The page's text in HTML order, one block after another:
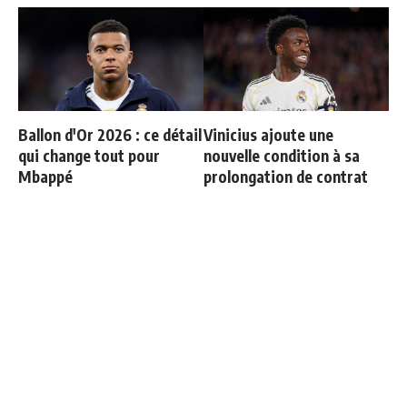
Ballon d'Or 2026 : ce détail
qui change tout pour
Mbappé
Vinicius ajoute une
nouvelle condition à sa
prolongation de contrat